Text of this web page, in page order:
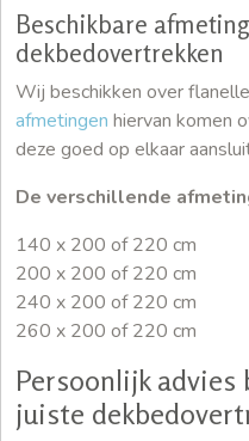
Beschikbare
dekbedovertrekken
Wij beschikken over
afmetingen hiervan komen
deze goed op elkaar
De verschillende
140 x 200 of 220 cm
200 x 200 of 220 cm
240 x 200 of 220 cm
260 x 200 of 220 cm
Persoonlijk advies
juiste